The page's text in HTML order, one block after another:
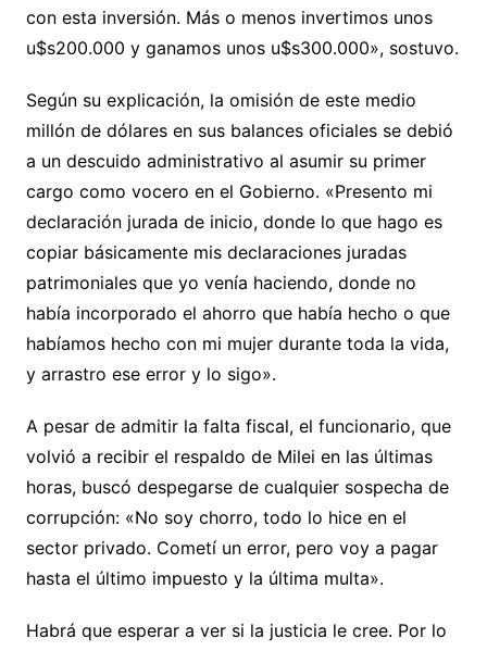
con esta inversión. Más o menos invertimos unos
u$s200.000 y ganamos unos u$s300.000», sostuvo.
Según su explicación, la omisión de este medio
millón de dólares en sus balances oficiales se debió
a un descuido administrativo al asumir su primer
cargo como vocero en el Gobierno. «Presento mi
declaración jurada de inicio, donde lo que hago es
copiar básicamente mis declaraciones juradas
patrimoniales que yo venía haciendo, donde no
había incorporado el ahorro que había hecho o que
habíamos hecho con mi mujer durante toda la vida,
y arrastro ese error y lo sigo».
A pesar de admitir la falta fiscal, el funcionario, que
volvió a recibir el respaldo de Milei en las últimas
horas, buscó despegarse de cualquier sospecha de
corrupción: «No soy chorro, todo lo hice en el
sector privado. Cometí un error, pero voy a pagar
hasta el último impuesto y la última multa».
Habrá que esperar a ver si la justicia le cree. Por lo